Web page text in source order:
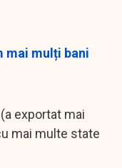
mai mulți bani
exportat mai
mai multe state